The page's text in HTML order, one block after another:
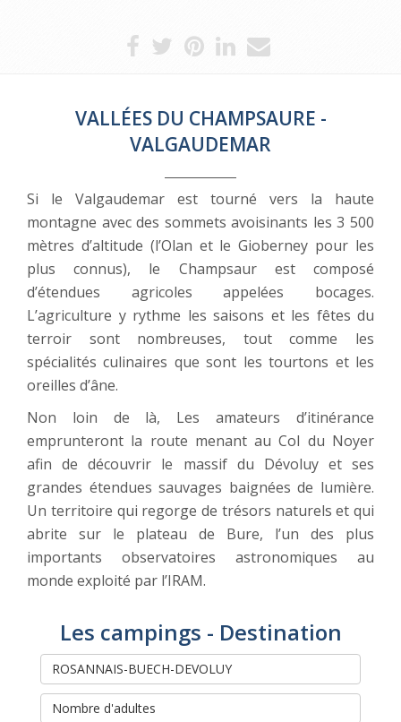
VALLÉES DU CHAMPSAURE -
VALGAUDEMAR
Si le Valgaudemar est tourné vers la haute
montagne avec des sommets avoisinants les 3 500
mètres d’altitude (l’Olan et le Gioberney pour les
plus connus), le Champsaur est composé
d’étendues agricoles appelées bocages.
L’agriculture y rythme les saisons et les fêtes du
terroir sont nombreuses, tout comme les
spécialités culinaires que sont les tourtons et les
oreilles d’âne.
Non loin de là, Les amateurs d’itinérance
emprunteront la route menant au Col du Noyer
afin de découvrir le massif du Dévoluy et ses
grandes étendues sauvages baignées de lumière.
Un territoire qui regorge de trésors naturels et qui
abrite sur le plateau de Bure, l’un des plus
importants observatoires astronomiques au
monde exploité par l’IRAM.
Les campings - Destination
Rechercher et réserver votre